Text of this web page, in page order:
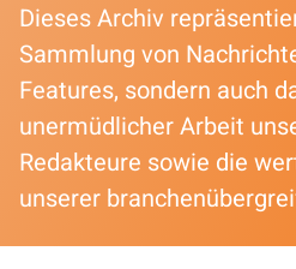
Dieses Archiv
Sammlung von
Features, sondern auch
unermüdlicher Arbeit
Redakteure sowie die
unserer